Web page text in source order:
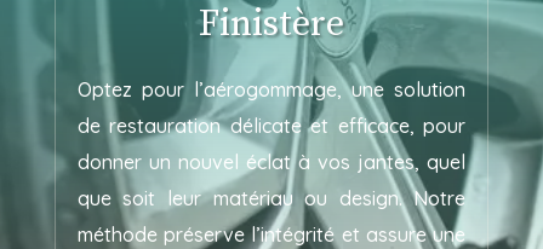
Finistère
Optez pour l’aérogommage, une solution
de restauration délicate et efficace, pour
donner un nouvel éclat à vos jantes, quel
que soit leur matériau ou design. Notre
méthode préserve l’intégrité et assure une